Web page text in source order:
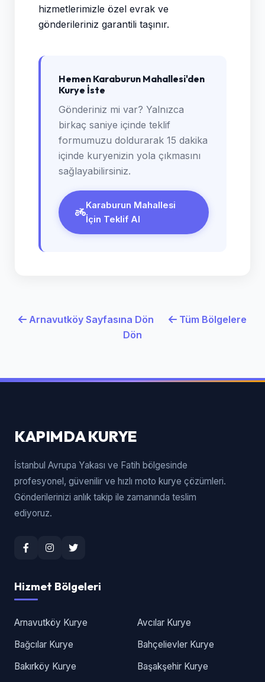
hizmetlerimizle özel evrak ve
gönderileriniz garantili taşınır.
Hemen Karaburun Mahallesi'den
Kurye İste
Gönderiniz mi var? Yalnızca
birkaç saniye içinde teklif
formumuzu doldurarak 15 dakika
içinde kuryenizin yola çıkmasını
sağlayabilirsiniz.
Karaburun Mahallesi
İçin Teklif Al
Arnavutköy Sayfasına Dön
Tüm Bölgelere
Dön
KAPIMDA KURYE
İstanbul Avrupa Yakası ve Fatih bölgesinde
profesyonel, güvenilir ve hızlı moto kurye çözümleri.
Gönderilerinizi anlık takip ile zamanında teslim
ediyoruz.
Hizmet Bölgeleri
Arnavutköy Kurye
Avcılar Kurye
Bağcılar Kurye
Bahçelievler Kurye
Bakırköy Kurye
Başakşehir Kurye